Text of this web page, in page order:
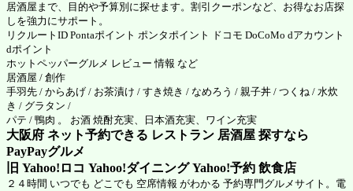
居酒屋まで、目的や予算別に探せます。割引クーポンなど、お得なお店探
しを強力にサポート。
リクルートID Pontaポイント ポンタポイント ドコモ DoCoMo dアカウント
dポイント
ホットペッパーグルメ レビュー 情報 など
居酒屋 / 創作
手羽先 / からあげ / お茶漬け / すき焼き / なめろう / 親子丼 / つくね / 水炊
き / グラタン /
パテ / 鴨肉 。 お酒 焼酎充実、日本酒充実、ワイン充実
大阪府 ネット予約できる レストラン 居酒屋 探すなら
PayPayグルメ
旧 Yahoo!ロコ Yahoo!ダイニング Yahoo!予約 飲食店
２４時間 いつでも どこでも 空席情報 がわかる 予約専門グルメサイト。電